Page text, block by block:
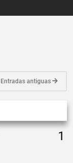
Entradas antiguas